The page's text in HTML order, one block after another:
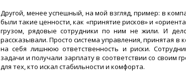
Другой, менее успешный, на мой взгляд, пример: в
были такие ценности, как «принятие рисков» и
грузом, рядовые сотрудники по ним не жили. И
рассказывали. Просто система управления, принятая
на себя лишнюю ответственность и риски.
задачи и получали зарплату в соответствии со своим
для тех, кто искал стабильности и комфорта.